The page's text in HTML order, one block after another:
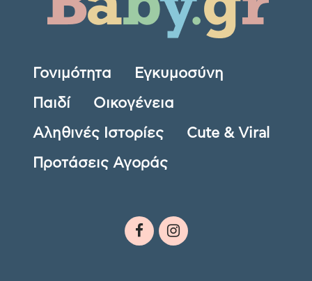
Γονιμότητα Εγκυμοσύνη
Παιδί Οικογένεια
Αληθινές Ιστορίες Cute & Viral
Προτάσεις Αγοράς